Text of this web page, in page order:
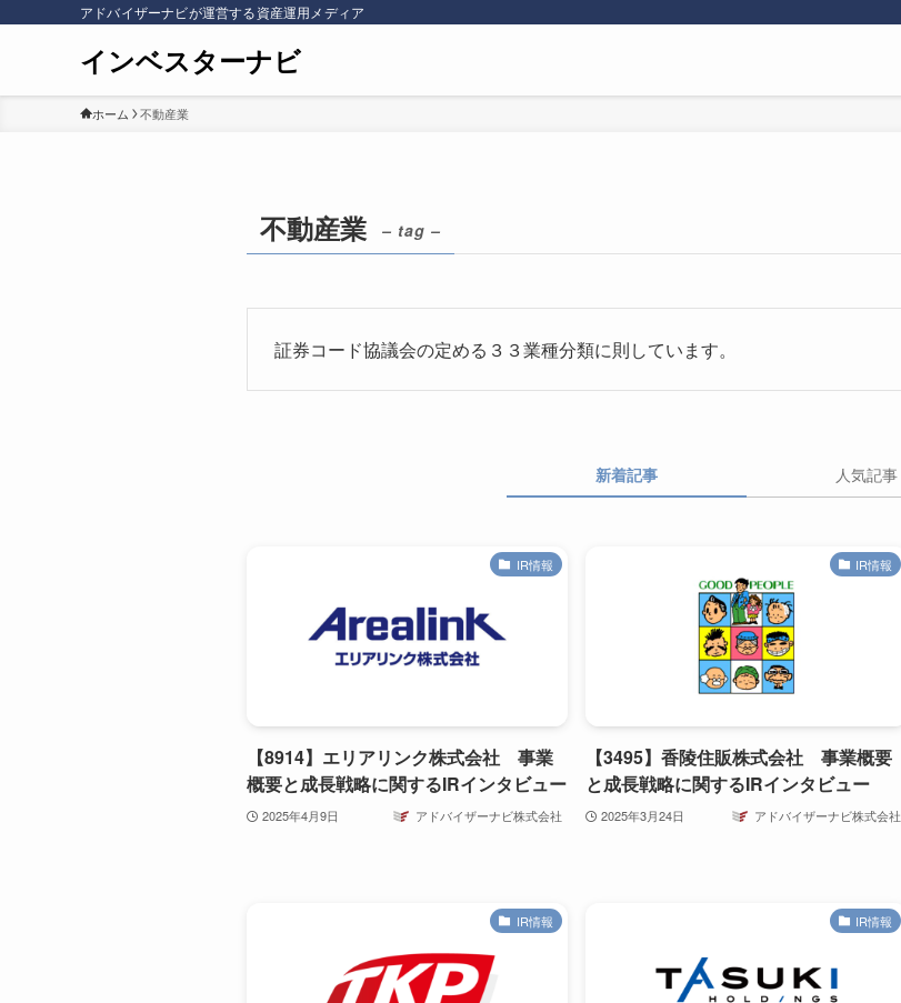
アドバイザーナビが運営する資産運用メディア
インベスターナビ
ホーム 不動産業
不動産業 – tag –
証券コード協議会の定める３３業種分類に則しています。
新着記事 人気記事
IR情報
【8914】エリアリンク株式会社 事業
概要と成長戦略に関するIRインタビュー
2025年4月9日 アドバイザーナビ株式会社
IR情報
【3495】香陵住販株式会社 事業概要
と成長戦略に関するIRインタビュー
2025年3月24日 アドバイザーナビ株式会社
IR情報 IR情報